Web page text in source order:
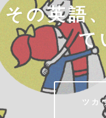
その英語
て
ツカ